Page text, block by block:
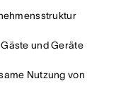
und Geräte
Nutzung von